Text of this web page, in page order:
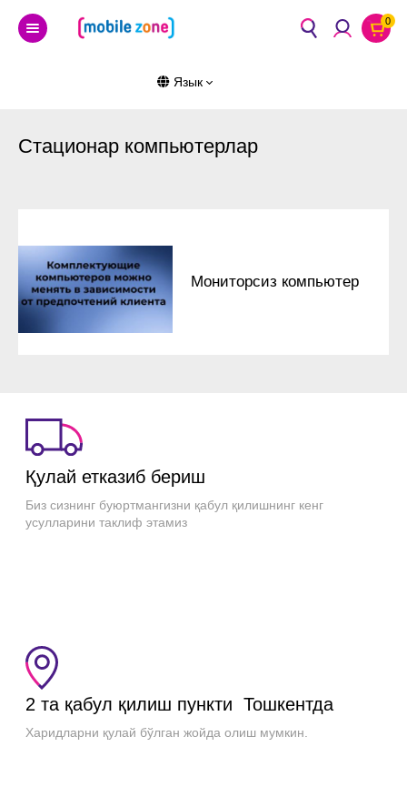
0
Язык
Стационар компьютерлар
Мониторсиз компьютер
Қулай етказиб бериш
Биз сизнинг буюртмангизни қабул қилишнинг кенг
усулларини таклиф этамиз
2 та қабул қилиш пункти Тошкентда
Харидларни қулай бўлган жойда олиш мумкин.